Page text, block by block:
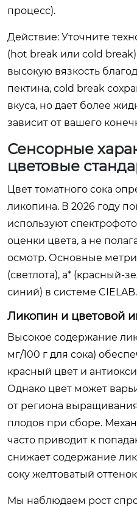
процесс).
Действие: Уточните
(hot break или cold
высокую вязкость
пектина, cold break
вкуса, но дает более
зависит от вашего
Сенсорные
цветовые
Цвет томатного сока
ликопина. В 2026 году
используют
оценки цвета, а не
осмотр. Основные
(светлота), a* (красный-
синий) в системе CIELAB.
Ликопин и цветовой
Высокое содержание
мг/100 г для сока)
красный цвет и
Однако цвет может
от региона
плодов при сборе.
часто приводит к
снижает содержание
соку желтоватый
Мы наблюдаем рост